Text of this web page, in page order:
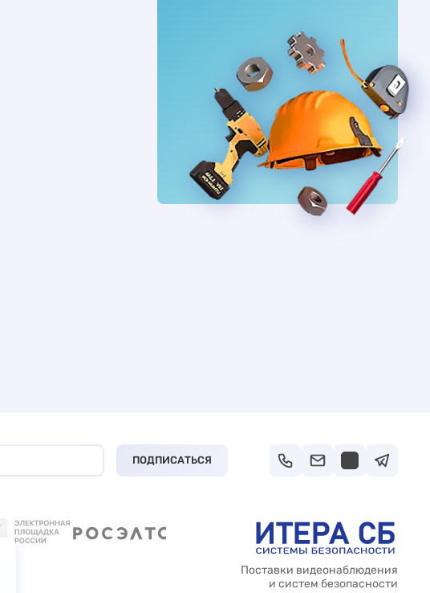
ПОДПИСАТЬСЯ
Поставки видеонаблюдения
и систем безопасности